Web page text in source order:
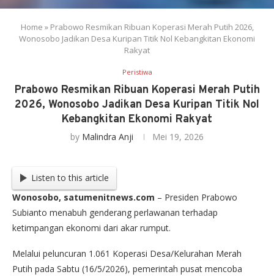
Home » Prabowo Resmikan Ribuan Koperasi Merah Putih 2026,
Wonosobo Jadikan Desa Kuripan Titik Nol Kebangkitan Ekonomi
Rakyat
Peristiwa
Prabowo Resmikan Ribuan Koperasi Merah Putih
2026, Wonosobo Jadikan Desa Kuripan Titik Nol
Kebangkitan Ekonomi Rakyat
by Malindra Anji Mei 19, 2026
Listen to this article
Wonosobo, satumenitnews.com – Presiden Prabowo
Subianto menabuh genderang perlawanan terhadap
ketimpangan ekonomi dari akar rumput.
Melalui peluncuran 1.061 Koperasi Desa/Kelurahan Merah
Putih pada Sabtu (16/5/2026), pemerintah pusat mencoba